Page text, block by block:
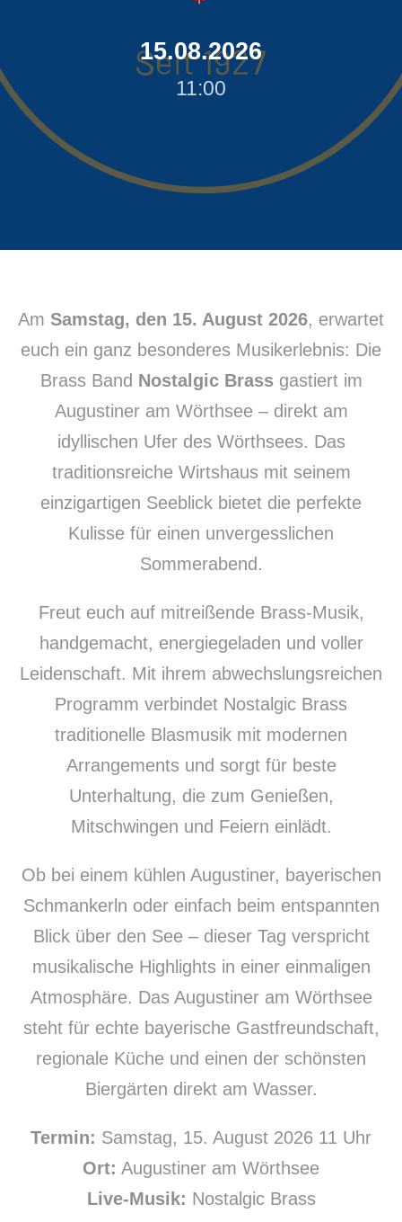
15.08.2026
11:00
Am Samstag, den 15. August 2026, erwartet
euch ein ganz besonderes Musikerlebnis: Die
Brass Band Nostalgic Brassgastiert im
Augustiner am Wörthsee – direkt am
idyllischen Ufer des Wörthsees. Das
traditionsreiche Wirtshaus mit seinem
einzigartigen Seeblick bietet die perfekte
Kulisse für einen unvergesslichen
Sommerabend.
Freut euch auf mitreißende Brass-Musik,
handgemacht, energiegeladen und voller
Leidenschaft. Mit ihrem abwechslungsreichen
Programm verbindet Nostalgic Brass
traditionelle Blasmusik mit modernen
Arrangements und sorgt für beste
Unterhaltung, die zum Genießen,
Mitschwingen und Feiern einlädt.
Ob bei einem kühlen Augustiner, bayerischen
Schmankerln oder einfach beim entspannten
Blick über den See – dieser Tag verspricht
musikalische Highlights in einer einmaligen
Atmosphäre. Das Augustiner am Wörthsee
steht für echte bayerische Gastfreundschaft,
regionale Küche und einen der schönsten
Biergärten direkt am Wasser.
Termin: Samstag, 15. August 2026 11 Uhr
Ort: Augustiner am Wörthsee
Live-Musik: Nostalgic Brass